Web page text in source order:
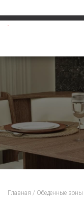
Главная / Обеденные зоны